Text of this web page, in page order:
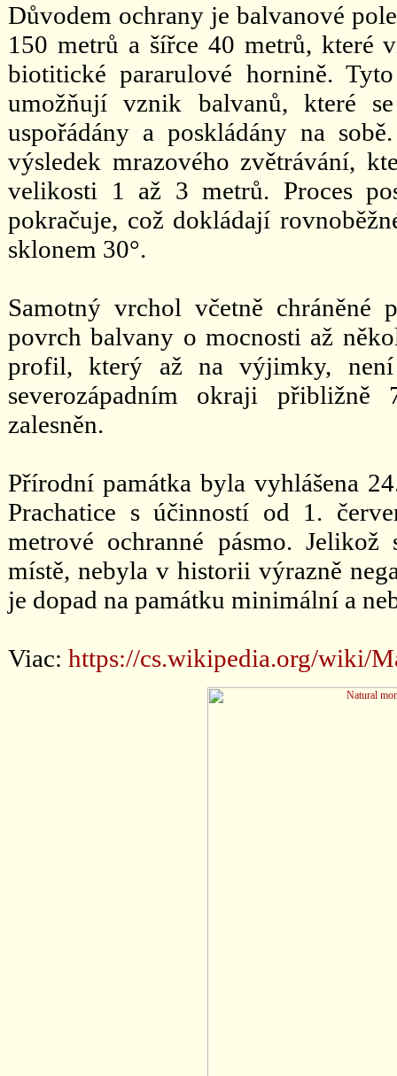
Důvodem ochrany je balvanové
150 metrů a šířce 40 metrů,
biotitické pararulové hornině.
umožňují vznik balvanů, které
uspořádány a poskládány na
výsledek mrazového zvětrávání,
velikosti 1 až 3 metrů. Proces
pokračuje, což dokládají
sklonem 30°.
Samotný vrchol včetně chráněné
povrch balvany o mocnosti až
profil, který až na výjimky,
severozápadním okraji
zalesněn.
Přírodní památka byla vyhlášena
Prachatice s účinností od 1.
metrové ochranné pásmo. Jelikož
místě, nebyla v historii výrazně
je dopad na památku minimální a
Viac: https://cs.wikipedia.org/wiki/